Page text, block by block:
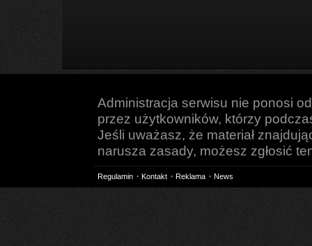
Administracja serwisu nie ponosi
przez użytkowników, którzy
Jeśli uważasz, że materiał
narusza zasady, możesz zgłosić
Regulamin Kontakt Reklama News